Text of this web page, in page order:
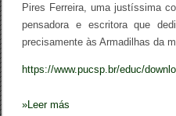
o
p
r
e
e
Pires Ferreira, uma justíssima
pensadora e escritora que
precisamente às Armadilhas da
https://www.pucsp.br/educ/
»Leer más